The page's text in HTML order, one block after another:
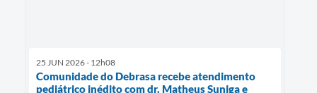
25 JUN 2026 - 12h08
Comunidade do Debrasa recebe atendimento
pediátrico inédito com dr. Matheus Suniga e